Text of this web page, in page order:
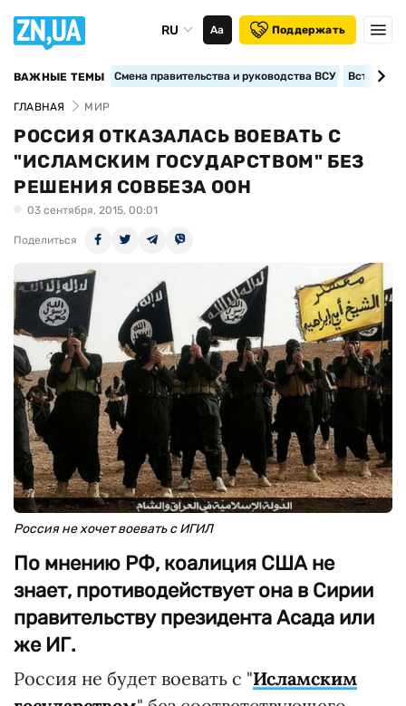
RU Аа Поддержать
ВАЖНЫЕ ТЕМЫ Смена правительства и руководства ВСУ
ГЛАВНАЯ МИР
РОССИЯ ОТКАЗАЛАСЬ ВОЕВАТЬ С
"ИСЛАМСКИМ ГОСУДАРСТВОМ" БЕЗ
РЕШЕНИЯ СОВБЕЗА ООН
03 сентября, 2015, 00:01
Поделиться
Россия не хочет воевать с ИГИЛ
По мнению РФ, коалиция США не
знает, противодействует она в Сирии
правительству президента Асада или
же ИГ.
Россия не будет воевать с "Исламским